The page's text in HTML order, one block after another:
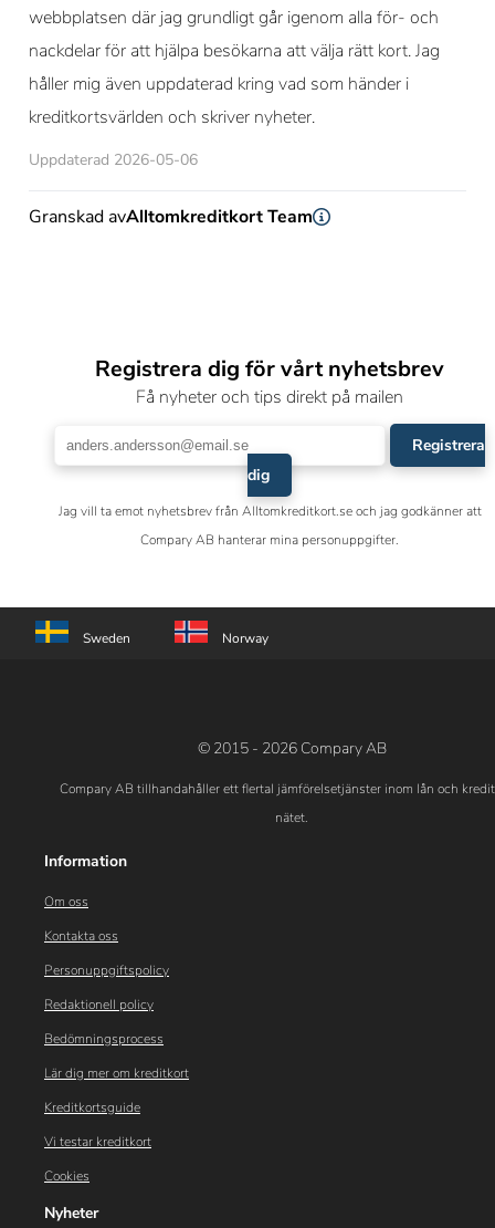
webbplatsen där jag grundligt går igenom alla för- och
nackdelar för att hjälpa besökarna att välja rätt kort. Jag
håller mig även uppdaterad kring vad som händer i
kreditkortsvärlden och skriver nyheter.
Uppdaterad 2026-05-06
Granskad avAlltomkreditkort Team
Registrera dig för vårt nyhetsbrev
Få nyheter och tips direkt på mailen
Registrera
dig
Jag vill ta emot nyhetsbrev från Alltomkreditkort.se och jag godkänner att
Compary AB hanterar mina personuppgifter.
Sweden Norway
© 2015 - 2026 Compary AB
Compary AB tillhandahåller ett flertal jämförelsetjänster inom lån och
nätet.
Information
Om oss
Kontakta oss
Personuppgiftspolicy
Redaktionell policy
Bedömningsprocess
Lär dig mer om kreditkort
Kreditkortsguide
Vi testar kreditkort
Cookies
Nyheter